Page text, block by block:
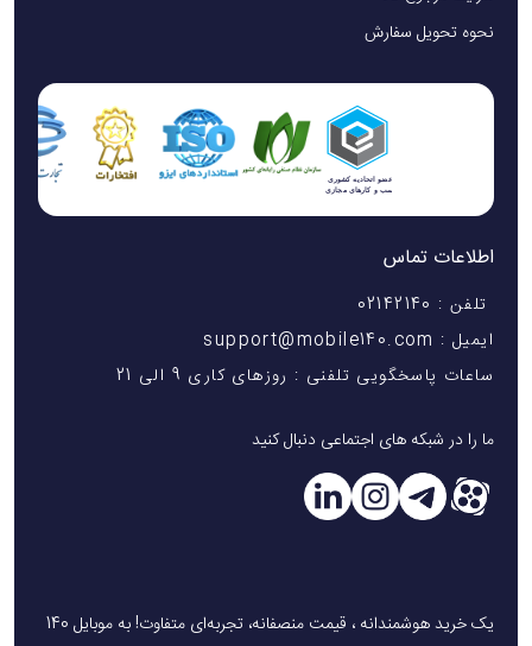
عملکرد بی‌صدا و ماندگاری شارژ
موتور براشلس نسل جدید با سیستم انتقال انرژی بدون اتلاف،
موجب شده این ماساژور با وجود توان بالا، صدای بسیار کمی
است؛ رقمی معادل گفت‌وگوی آرام در اتاق.
باتریلیتیوم یونی ۲۶۰۰ میلی‌آمپری
دستگاه نیز با هر بار شارژ
۵ ساعت کارکرد مداوم
را تضمین می‌کند. وجود پورت
Type-C به کاربر امکان می‌دهد از شارژر لپ‌تاپ یا تلفن همراه برای
شارژ دستگاه استفاده کند که در سفر یا باشگاه مزیت قابل‌توجهی
محسوب می‌شود.
مزایای استفاده از این ماساژور
نحوه تحویل سفارش
اطلاعات تماس
تلفن : 02142140
ایمیل : support@mobile140.com
ساعات پاسخگویی تلفنی : روزهای کاری 9 الی 21
ما را در شبکه های اجتماعی دنبال کنید
یک خرید هوشمندانه ، قیمت منصفانه، تجربه‌ای متفاوت! به موبایل 140